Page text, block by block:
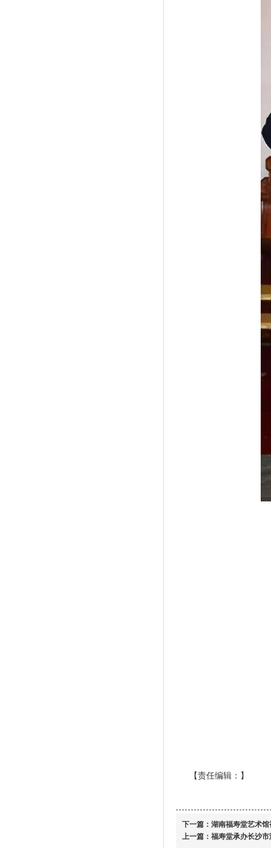
【责任编辑： 】
下一篇： 湖南福寿堂艺术
上一篇： 福寿堂承办长沙